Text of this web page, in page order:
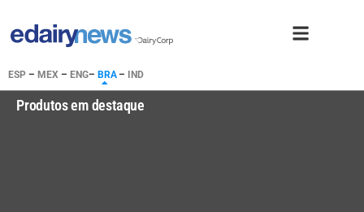
ESP – MEX – ENG– BRA– IND
Produtos em destaque